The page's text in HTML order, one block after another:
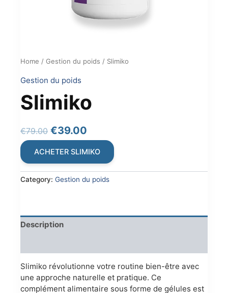
Home / Gestion du poids / Slimiko
Gestion du poids
Slimiko
€79.00 Original
€79.00.
€39.00
price
€39.00.
ACHETER SLIMIKO
Category: Gestion du poids
Description
Slimiko révolutionne votre routine bien-être avec
une approche naturelle et pratique. Ce
complément alimentaire sous forme de gélules est